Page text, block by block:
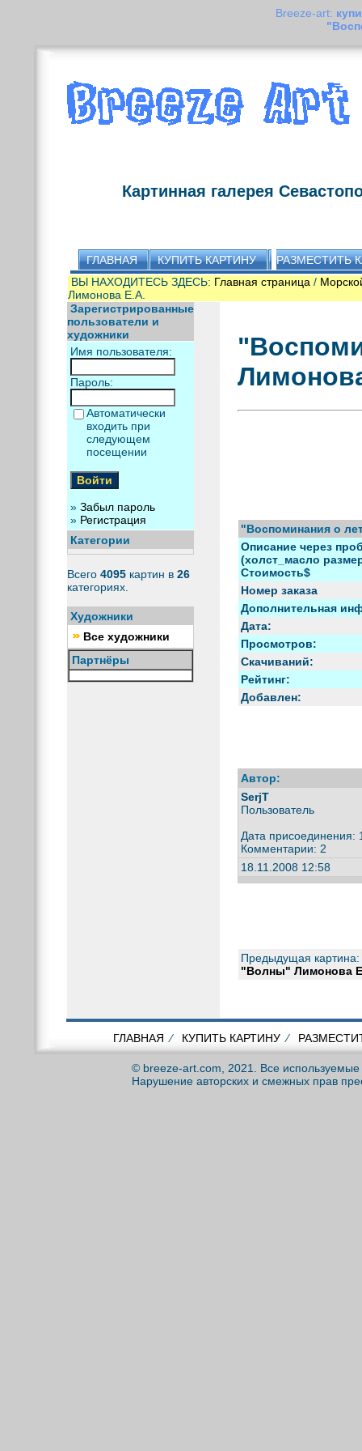
Breeze-art:
Картинная галерея
ГЛАВНАЯ КУПИТЬ КАРТИНУ
РАЗМЕСТИТЬ
ВЫ НАХОДИТЕСЬ ЗДЕСЬ: Главная страница /
Лимонова Е.А.
Зарегистрированные
пользователи и
художники
Имя пользователя:
Пароль:
Автоматически
входить при
следующем
посещении
» Забыл пароль
» Регистрация
Категории
Всего 4095 картин в 26
категориях.
Художники
Все художники
Партнёры
"Воспоминания о
Описание через
(холст_масло
Стоимость$
Номер заказа
Дополнительная
Дата:
Просмотров:
Скачиваний:
Рейтинг:
Добавлен:
Автор:
SerjT
Пользователь
Дата присоединения:
Комментарии: 2
18.11.2008 12:58
Предыдущая картина:
"Волны" Лимонова
ГЛАВНАЯ ⁄ КУПИТЬ КАРТИНУ ⁄
© breeze-art.com, 2021. Все
Нарушение авторских и смежных прав